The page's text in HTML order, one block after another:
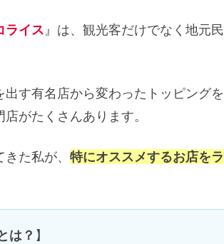
ライス 』は、観光客だけでなく地元民
す有名店から変わったトッピングを
がたくさんあります。
た私が、 特にオススメするお店をラ
は？ 】